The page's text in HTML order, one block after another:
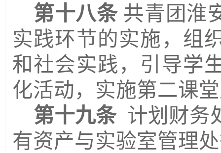
第十八条 共青团淮
实践环节的实施，组
和社会实践，引导学
化活动，实施第二课
第十九条 计划财务
有资产与实验室管理